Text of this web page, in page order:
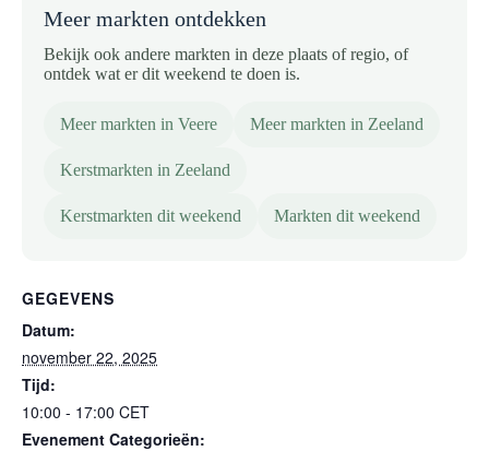
Meer markten ontdekken
Bekijk ook andere markten in deze plaats of regio, of
ontdek wat er dit weekend te doen is.
Meer markten in Veere Meer markten in Zeeland
Kerstmarkten in Zeeland
Kerstmarkten dit weekend Markten dit weekend
GEGEVENS
Datum:
november 22, 2025
Tijd:
10:00 - 17:00 CET
Evenement Categorieën: